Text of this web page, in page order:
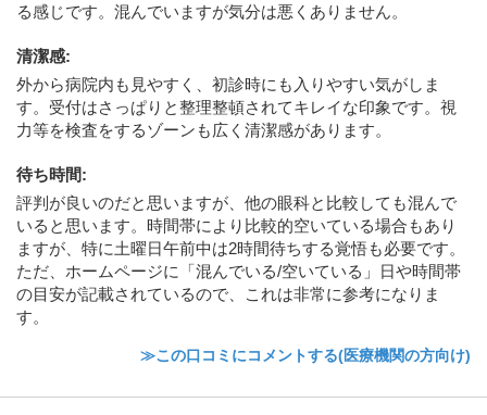
る感じです。混んでいますが気分は悪くありません。
清潔感:
外から病院内も見やすく、初診時にも入りやすい気がしま
す。受付はさっぱりと整理整頓されてキレイな印象です。視
力等を検査をするゾーンも広く清潔感があります。
待ち時間:
評判が良いのだと思いますが、他の眼科と比較しても混んで
いると思います。時間帯により比較的空いている場合もあり
ますが、特に土曜日午前中は2時間待ちする覚悟も必要です。
ただ、ホームページに「混んでいる/空いている」日や時間帯
の目安が記載されているので、これは非常に参考になりま
す。
≫この口コミにコメントする(医療機関の方向け)